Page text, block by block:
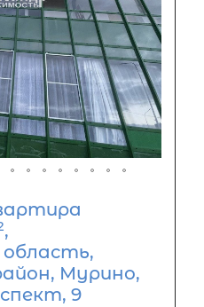
,
область,
Мурино,
9